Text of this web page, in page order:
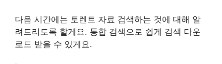
다음 시간에는 토렌트 자료 검색하는 것에 대해 알
려드리도록 할게요. 통합 검색으로 쉽게 검색 다운
로드 받을 수 있게요.